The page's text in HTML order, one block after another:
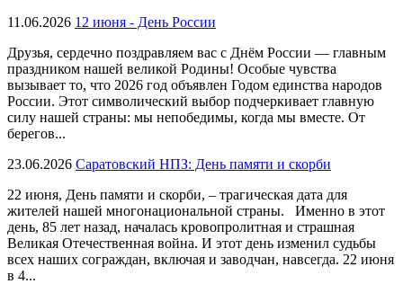
11.06.2026 12 июня - День России
Друзья, сердечно поздравляем вас с Днём России — главным
праздником нашей великой Родины! Особые чувства
вызывает то, что 2026 год объявлен Годом единства народов
России. Этот символический выбор подчеркивает главную
силу нашей страны: мы непобедимы, когда мы вместе. От
берегов...
23.06.2026 Саратовский НПЗ: День памяти и скорби
22 июня, День памяти и скорби, – трагическая дата для
жителей нашей многонациональной страны. Именно в этот
день, 85 лет назад, началась кровопролитная и страшная
Великая Отечественная война. И этот день изменил судьбы
всех наших сограждан, включая и заводчан, навсегда. 22 июня
в 4...